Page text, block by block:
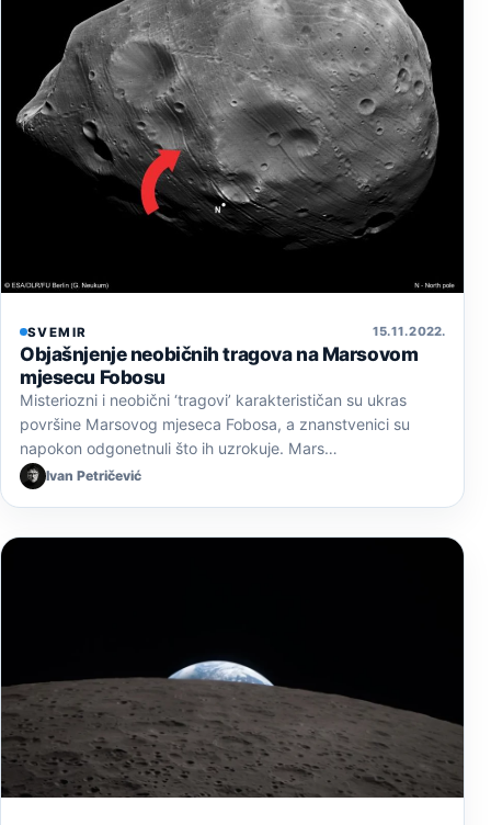
SVEMIR 15. 11. 2022.
Objašnjenje neobičnih tragova na Marsovom
mjesecu Fobosu
Misteriozni i neobični ‘tragovi’ karakterističan su ukras
površine Marsovog mjeseca Fobosa, a znanstvenici su
napokon odgonetnuli što ih uzrokuje. Mars…
Ivan Petričević